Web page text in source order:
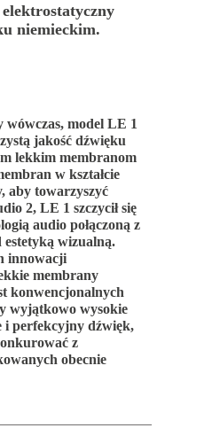
elektrostatyczny
niemieckim.
wówczas, model LE 1
jakość dźwięku
lekkim membranom
w kształcie
aby towarzyszyć
2, LE 1 szczycił się
audio połączoną z
wizualną.
innowacji
membrany
konwencjonalnych
wyjątkowo wysokie
i perfekcyjny dźwięk,
z
obecnie